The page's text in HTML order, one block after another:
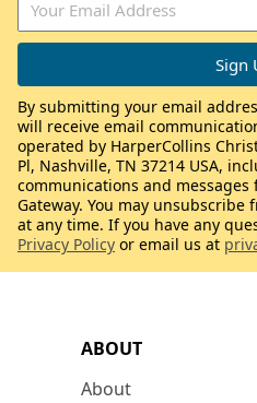
ABOUT
About
By submitting your email
will receive email
operated by HarperCollins
Pl, Nashville, TN 37214 USA,
communications and
Gateway. You may unsubscribe
at any time. If you have any
Privacy Policy or email us at